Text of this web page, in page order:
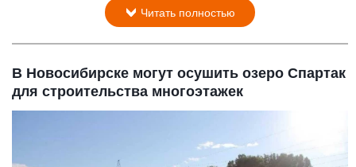
Читать полностью
В Новосибирске могут осушить озеро Спартак
для строительства многоэтажек